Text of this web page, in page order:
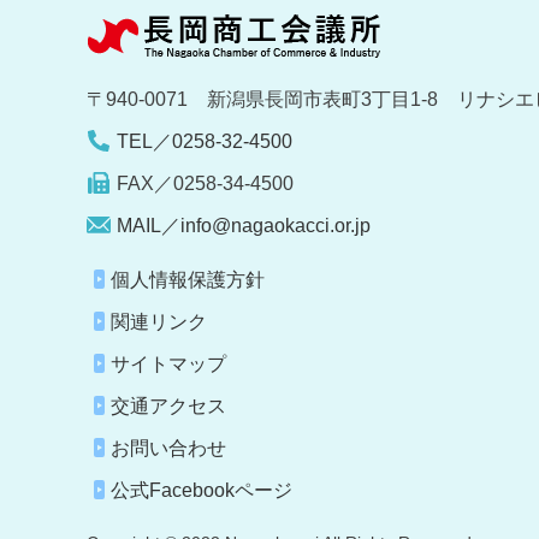
〒940-0071 新潟県長岡市表町3丁目1-8 リナシエ
TEL／0258-32-4500
FAX／0258-34-4500
MAIL／info@nagaokacci.or.jp
個人情報保護方針
関連リンク
サイトマップ
交通アクセス
お問い合わせ
公式Facebookページ